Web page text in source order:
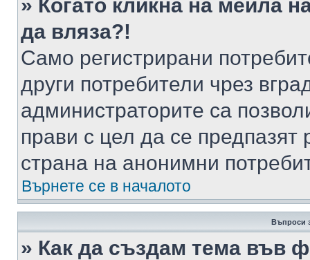
» Когато кликна на мейла
да вляза?!
Само регистрирани
други потребители чрез
администраторите са
прави с цел да се предпазят
страна на анонимни
Върнете се в началото
Въпроси
» Как да създам тема във